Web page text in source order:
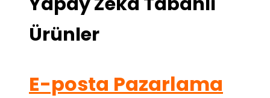
Ürünler
E-posta Pazarlama